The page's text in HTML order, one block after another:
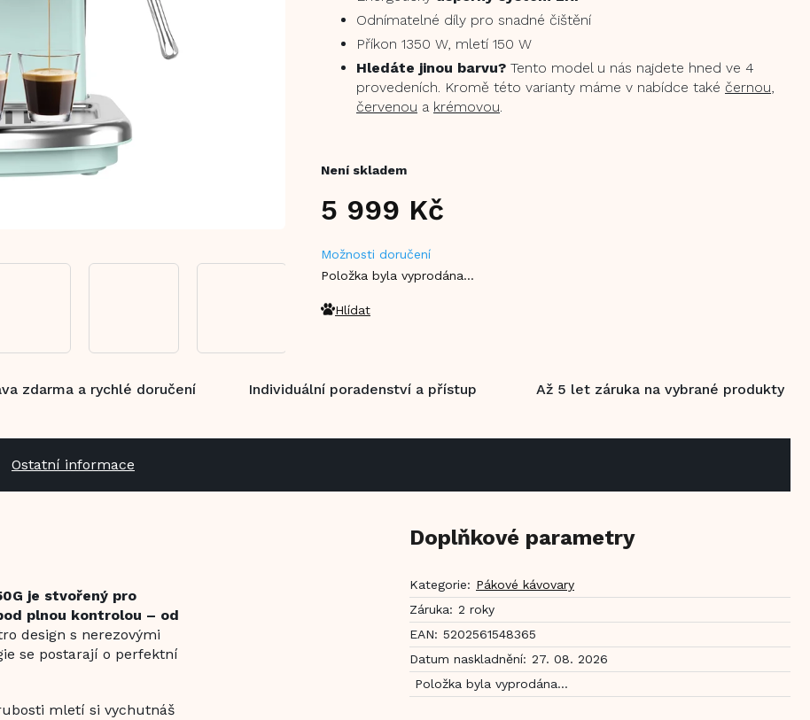
5 999 Kč
cena:
Není skladem
Možnosti doručení
Položka byla vyprodána…
Odnímatelné díly pro snadné čištění
Příkon 1350 W, mletí 150 W
Hledáte jinou barvu? Tento model u nás najdete hned ve 4
provedeních. Kromě této varianty máme v nabídce také černou,
červenou a krémovou.
Hlídat
zdarma a rychlé doručení Individuální poradenství a přístup Až 5 let záruka na vybrané produkty
Ostatní informace
je stvořený pro
plnou kontrolou – od
design s nerezovými
se postarají o perfektní
mletí si vychutnáš
Doplňkové parametry
Kategorie: Pákové kávovary
Záruka: 2 roky
EAN: 5202561548365
Datum naskladnění: 27. 08. 2026
Položka byla vyprodána…